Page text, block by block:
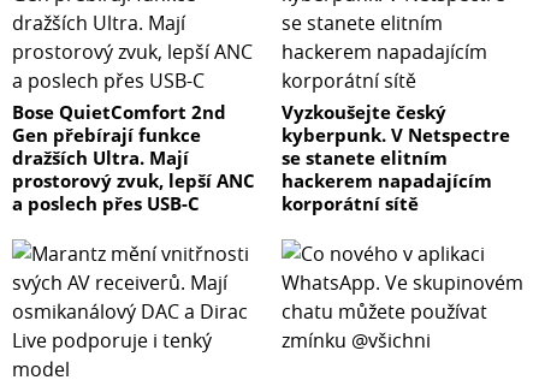
Bose QuietComfort 2nd
Gen přebírají funkce
dražších Ultra. Mají
prostorový zvuk, lepší ANC
a poslech přes USB-C
Vyzkoušejte český
kyberpunk. V Netspectre
se stanete elitním
hackerem napadajícím
korporátní sítě